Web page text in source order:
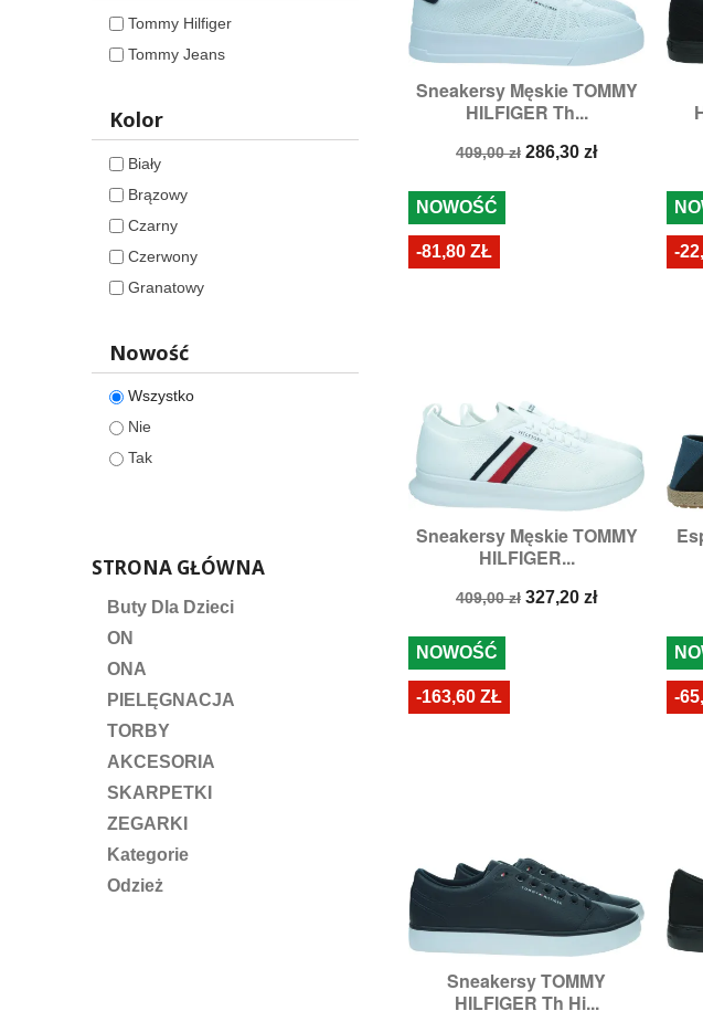
Tommy Hilfiger
Tommy Jeans
Kolor
Biały
Brązowy
Czarny
Czerwony
Granatowy
Nowość
Wszystko
Nie
Tak
STRONA GŁÓWNA
Buty Dla Dzieci
ON
ONA
PIELĘGNACJA
TORBY
AKCESORIA
SKARPETKI
ZEGARKI
Kategorie
Odzież
Sneakersy Męskie TOMMY
HILFIGER Th...
Cena
409,00 zł Cena
286,30 zł
Szybki podgląd
Sneakersy Męskie TOMMY
HILFIGER...
Cena
409,00 zł Cena
327,20 zł
Szybki podgląd
Rozmiary:41,42,43,
NOWOŚĆ
-81,80 ZŁ -
Sneakersy TOMMY
HILFIGER Th Hi...
Szybki podgląd
Rozmiary:41,43,44
NOWOŚĆ
-163,60 ZŁ -